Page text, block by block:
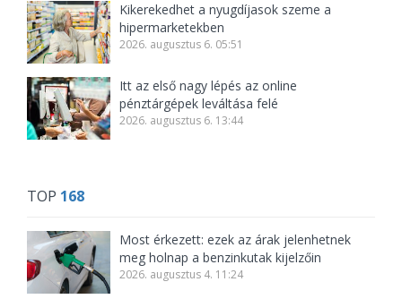
Kikerekedhet a nyugdíjasok szeme a
hipermarketekben
2026. augusztus 6. 05:51
Itt az első nagy lépés az online
pénztárgépek leváltása felé
2026. augusztus 6. 13:44
TOP 168
Most érkezett: ezek az árak jelenhetnek
meg holnap a benzinkutak kijelzőin
2026. augusztus 4. 11:24